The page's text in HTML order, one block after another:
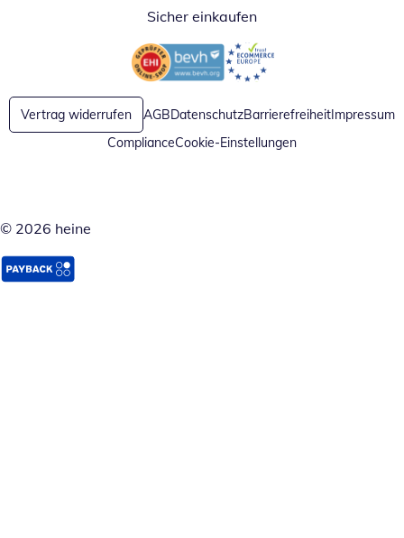
Sicher einkaufen
Öffnet in neuem FensterÖffnet in neuem Fenster
Vertrag widerrufen AGBDatenschutzBarrierefreiheitImpressum
ComplianceCookie-Einstellungen
© 2026 heine